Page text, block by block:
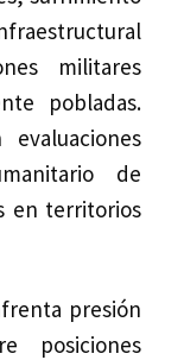
militares
pobladas.
evaluaciones
de
en territorios
presión
posiciones